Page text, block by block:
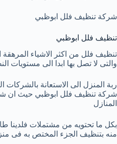
شركة تنظيف فلل ابوظبي
تنظيف فلل ابوظبي
تنظيف فلل من اكثر الاشياء المرهقة
والتى لا تصل بها ابدا الى مستويات
ربة المنزل الى الاستعانة
شركة تنظيف فلل ابوظبي حيث ان
المنازل
بكل ما تحتويه من مشتملات
منه بتنظيف الجزء المختص به فى